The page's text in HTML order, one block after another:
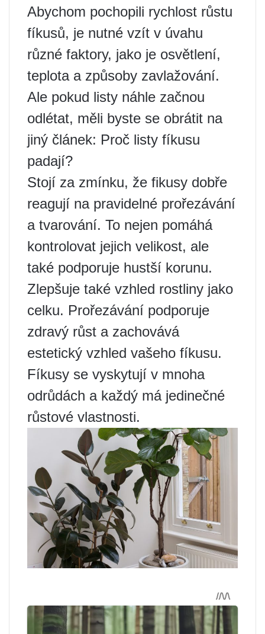
Abychom pochopili rychlost růstu
fíkusů, je nutné vzít v úvahu
různé faktory, jako je osvětlení,
teplota a způsoby zavlažování.
Ale pokud listy náhle začnou
odlétat, měli byste se obrátit na
jiný článek: Proč listy fíkusu
padají?
Stojí za zmínku, že fikusy dobře
reagují na pravidelné prořezávání
a tvarování. To nejen pomáhá
kontrolovat jejich velikost, ale
také podporuje hustší korunu.
Zlepšuje také vzhled rostliny jako
celku. Prořezávání podporuje
zdravý růst a zachovává
estetický vzhled vašeho fíkusu.
Fíkusy se vyskytují v mnoha
odrůdách a každý má jedinečné
růstové vlastnosti.